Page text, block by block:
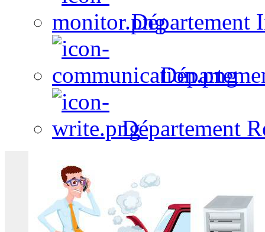
Département
Département